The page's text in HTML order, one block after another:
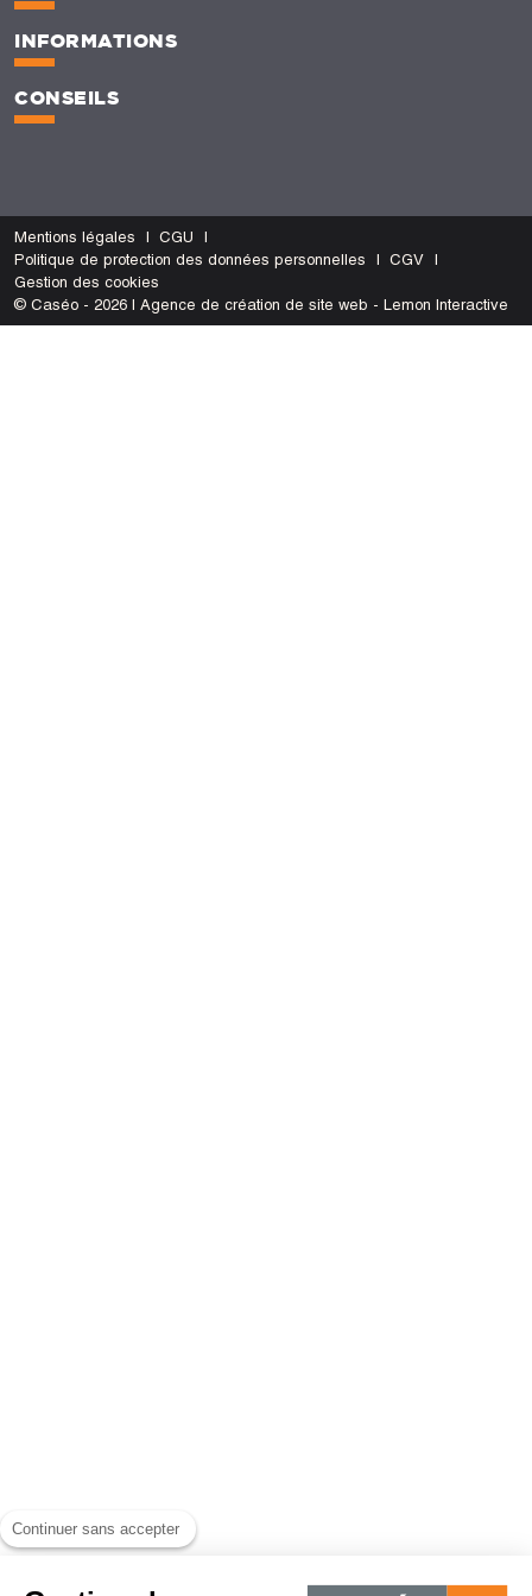
Continuer sans accepter
INFORMATIONS
CONSEILS
Mentions légales
CGU
Politique de protection des données personnelles
CGV
Gestion des cookies
© Caséo - 2026 | Agence de création de site web - Lemon Interactive